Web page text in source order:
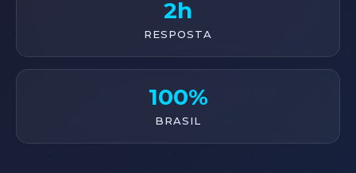
2h
RESPOSTA
100%
BRASIL